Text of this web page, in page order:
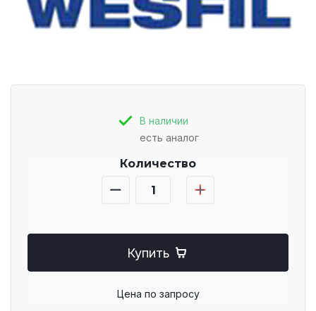
В наличии
есть аналог
Количество
Купить
Цена по запросу